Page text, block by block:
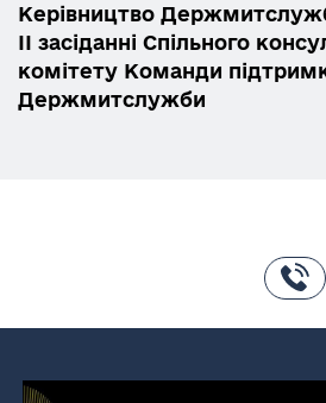
Керівництво
ІІ засіданні Спільного
комітету Команди
Держмитслужби